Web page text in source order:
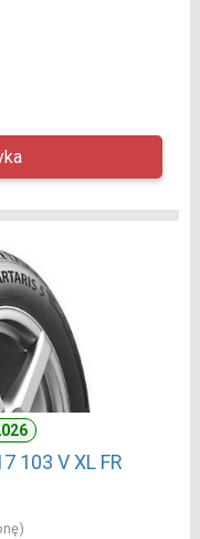
103 V XL FR